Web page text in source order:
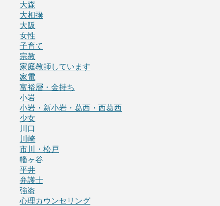
大森
大相撲
大阪
女性
子育て
宗教
家庭教師しています
家電
富裕層・金持ち
小岩
小岩・新小岩・葛西・西葛西
少女
川口
川崎
市川・松戸
幡ヶ谷
平井
弁護士
強盗
心理カウンセリング